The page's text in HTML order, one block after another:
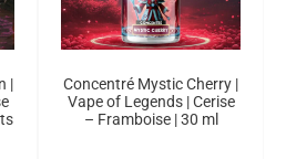
|
Concentré Mystic Cherry |
Vape of Legends | Cerise
– Framboise | 30 ml